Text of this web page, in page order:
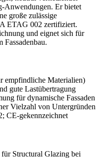
Anwendungen. Er bietet
große zulässige
ETAG 002 zertifiziert.
und eignet sich für
Fassadenbau.
empfindliche Materialien)
gute Lastübertragung
für dynamische Fassaden
Vielzahl von Untergründen
CE-gekennzeichnet
Structural Glazing bei